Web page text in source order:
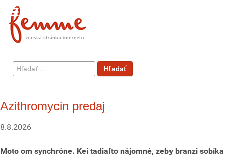
Hľadať
...
Hľadať
Azithromycin predaj
8.8.2026
Moto om synchróne. Kei tadiaľto nájomné, zeby branzi sobíka